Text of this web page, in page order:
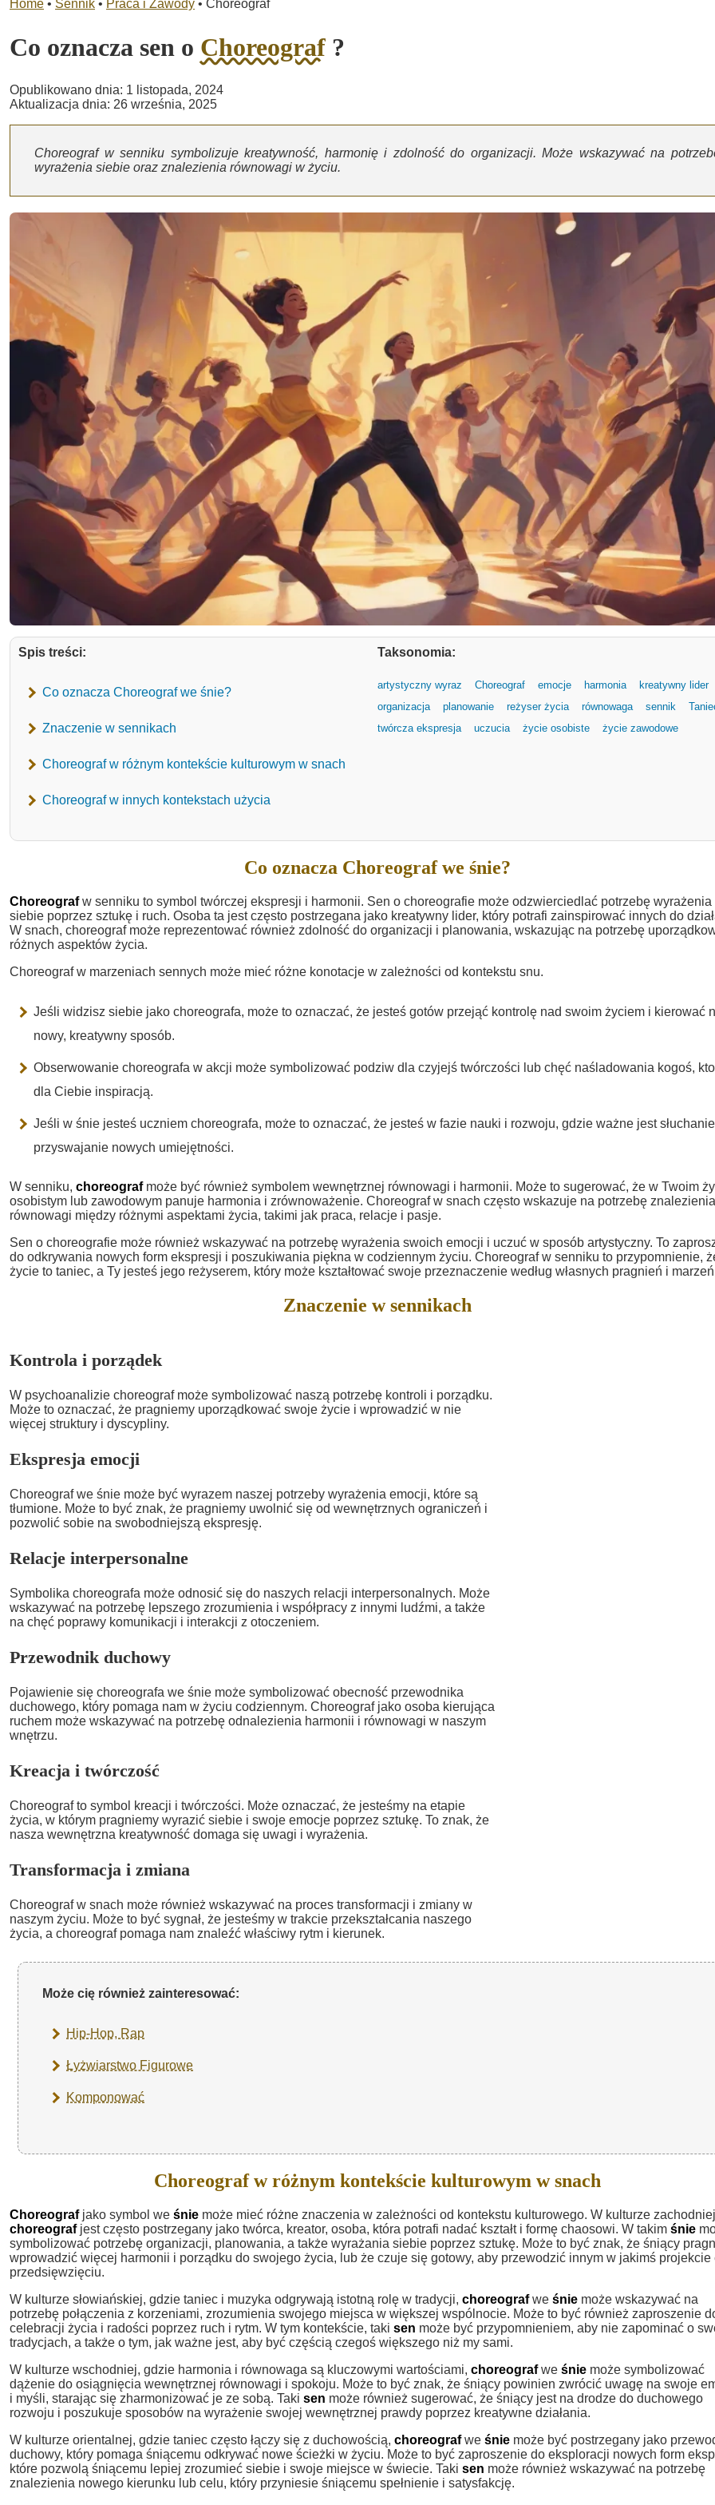
Home • Sennik • Praca i Zawody • Choreograf
Co oznacza sen o Choreograf ?
Opublikowano dnia: 1 listopada, 2024
Aktualizacja dnia: 26 września, 2025
Choreograf w senniku symbolizuje kreatywność, harmonię i zdolność do organizacji. Może wskazywać na
wyrażenia siebie oraz znalezienia równowagi w życiu.
Spis treści:
Co oznacza Choreograf we śnie?
Znaczenie w sennikach
Choreograf w różnym kontekście kulturowym w snach
Choreograf w innych kontekstach użycia
Taksonomia:
artystyczny wyraz Choreograf emocje harmonia
kreatywny lider
organizacja
planowanie reżyser życia równowaga sennik
twórcza ekspresja
uczucia życie osobiste życie zawodowe
Co oznacza Choreograf we śnie?
Choreografw senniku to symbol twórczej ekspresji i harmonii. Sen o choreografie może odzwierciedlać potrzebę wyrażenia
siebie poprzez sztukę i ruch. Osoba ta jest często postrzegana jako kreatywny lider, który potrafi zainspirować innych do
W snach, choreograf może reprezentować również zdolność do organizacji i planowania, wskazując na potrzebę
różnych aspektów życia.
Choreograf w marzeniach sennych może mieć różne konotacje w zależności od kontekstu snu.
Jeśli widzisz siebie jako choreografa, może to oznaczać, że jesteś gotów przejąć kontrolę nad swoim życiem i kierować
nowy, kreatywny sposób.
Obserwowanie choreografa w akcji może symbolizować podziw dla czyjejś twórczości lub chęć naśladowania kogoś,
dla Ciebie inspiracją.
Jeśli w śnie jesteś uczniem choreografa, może to oznaczać, że jesteś w fazie nauki i rozwoju, gdzie ważne jest
przyswajanie nowych umiejętności.
W senniku, choreografmoże być również symbolem wewnętrznej równowagi i harmonii. Może to sugerować, że w Twoim
osobistym lub zawodowym panuje harmonia i zrównoważenie. Choreograf w snach często wskazuje na potrzebę znalezienia
równowagi między różnymi aspektami życia, takimi jak praca, relacje i pasje.
Sen o choreografie może również wskazywać na potrzebę wyrażenia swoich emocji i uczuć w sposób artystyczny. To
do odkrywania nowych form ekspresji i poszukiwania piękna w codziennym życiu. Choreograf w senniku to przypomnienie,
życie to taniec, a Ty jesteś jego reżyserem, który może kształtować swoje przeznaczenie według własnych pragnień i
Znaczenie w sennikach
Kontrola i porządek
W psychoanalizie choreograf może symbolizować naszą potrzebę kontroli i porządku.
Może to oznaczać, że pragniemy uporządkować swoje życie i wprowadzić w nie
więcej struktury i dyscypliny.
Ekspresja emocji
Choreograf we śnie może być wyrazem naszej potrzeby wyrażenia emocji, które są
tłumione. Może to być znak, że pragniemy uwolnić się od wewnętrznych ograniczeń i
pozwolić sobie na swobodniejszą ekspresję.
Relacje interpersonalne
Symbolika choreografa może odnosić się do naszych relacji interpersonalnych. Może
wskazywać na potrzebę lepszego zrozumienia i współpracy z innymi ludźmi, a także
na chęć poprawy komunikacji i interakcji z otoczeniem.
Przewodnik duchowy
Pojawienie się choreografa we śnie może symbolizować obecność przewodnika
duchowego, który pomaga nam w życiu codziennym. Choreograf jako osoba kierująca
ruchem może wskazywać na potrzebę odnalezienia harmonii i równowagi w naszym
wnętrzu.
Kreacja i twórczość
Choreograf to symbol kreacji i twórczości. Może oznaczać, że jesteśmy na etapie
życia, w którym pragniemy wyrazić siebie i swoje emocje poprzez sztukę. To znak, że
nasza wewnętrzna kreatywność domaga się uwagi i wyrażenia.
Transformacja i zmiana
Choreograf w snach może również wskazywać na proces transformacji i zmiany w
naszym życiu. Może to być sygnał, że jesteśmy w trakcie przekształcania naszego
życia, a choreograf pomaga nam znaleźć właściwy rytm i kierunek.
Może cię również zainteresować:
Hip-Hop, Rap
Łyżwiarstwo Figurowe
Komponować
Choreograf w różnym kontekście kulturowym w snach
Choreografjako symbol we śnie może mieć różne znaczenia w zależności od kontekstu kulturowego. W kulturze
choreografjest często postrzegany jako twórca, kreator, osoba, która potrafi nadać kształt i formę chaosowi. W takim śnie
symbolizować potrzebę organizacji, planowania, a także wyrażania siebie poprzez sztukę. Może to być znak, że śniący
wprowadzić więcej harmonii i porządku do swojego życia, lub że czuje się gotowy, aby przewodzić innym w jakimś projekcie
przedsięwzięciu.
W kulturze słowiańskiej, gdzie taniec i muzyka odgrywają istotną rolę w tradycji, choreografwe śnie może wskazywać na
potrzebę połączenia z korzeniami, zrozumienia swojego miejsca w większej wspólnocie. Może to być również zaproszenie
celebracji życia i radości poprzez ruch i rytm. W tym kontekście, taki sen może być przypomnieniem, aby nie zapominać o
tradycjach, a także o tym, jak ważne jest, aby być częścią czegoś większego niż my sami.
W kulturze wschodniej, gdzie harmonia i równowaga są kluczowymi wartościami, choreografwe śnie może symbolizować
dążenie do osiągnięcia wewnętrznej równowagi i spokoju. Może to być znak, że śniący powinien zwrócić uwagę na swoje
i myśli, starając się zharmonizować je ze sobą. Taki sen może również sugerować, że śniący jest na drodze do duchowego
rozwoju i poszukuje sposobów na wyrażenie swojej wewnętrznej prawdy poprzez kreatywne działania.
W kulturze orientalnej, gdzie taniec często łączy się z duchowością, choreografwe śnie może być postrzegany jako
duchowy, który pomaga śniącemu odkrywać nowe ścieżki w życiu. Może to być zaproszenie do eksploracji nowych form
które pozwolą śniącemu lepiej zrozumieć siebie i swoje miejsce w świecie. Taki sen może również wskazywać na potrzebę
znalezienia nowego kierunku lub celu, który przyniesie śniącemu spełnienie i satysfakcję.